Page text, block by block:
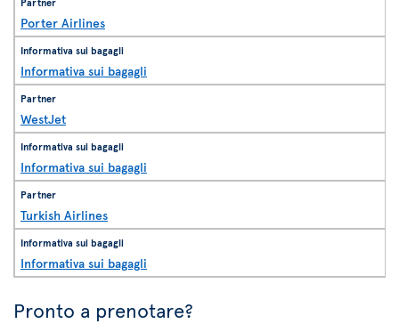
Porter Airlines
Informativa sui bagagli
WestJet
Informativa sui bagagli
Turkish Airlines
Informativa sui bagagli
Pronto a prenotare?